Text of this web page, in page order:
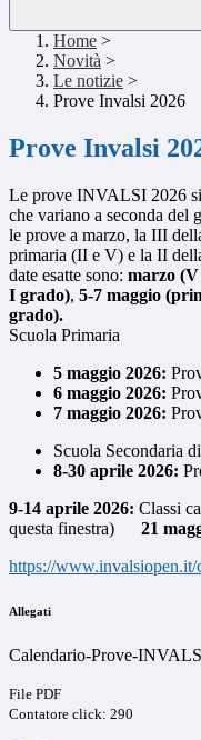
Home >
Novità >
Le notizie >
Prove Invalsi 2026
Prove Invalsi
Le prove INVALSI 2026
che variano a seconda del
le prove a marzo, la III
primaria (II e V) e la II
date esatte sono: marzo
I grado), 5-7 maggio
grado).
Scuola Primaria
5 maggio 2026:
6 maggio 2026:
7 maggio 2026:
Scuola Secondaria
8-30 aprile 2026:
9-14 aprile 2026: Classi
questa finestra) 21
https://
Allegati
Calendario-Prove-
File PDF
Contatore click: 290